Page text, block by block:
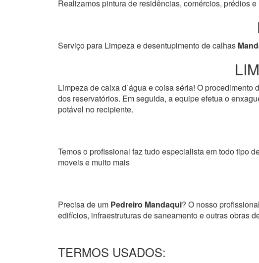
Realizamos pintura de residências, comércios, prédios
Serviço para Limpeza e desentupimento de calhas
Limpeza de caixa d`água e coisa séria! O
dos reservatórios. Em seguida, a equipe efetua o
potável no recipiente.
Temos o profissional faz tudo especialista em todo tipo
moveis e muito mais
Precisa de um Pedreiro Mandaqui? O nosso
edifícios, infraestruturas de saneamento e outras obras
TERMOS USADOS: